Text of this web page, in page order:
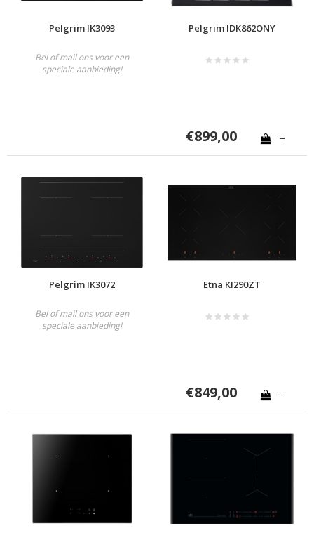
Pelgrim IK3093
Bel of mail ons voor een
speciale aanbieding!
Pelgrim IDK862ONY
€899,00 +
Pelgrim IK3072
Bel of mail ons voor een
speciale aanbieding!
Etna KI290ZT
€849,00 +